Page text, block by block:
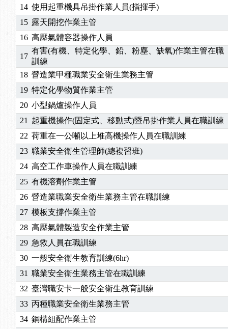
14 使用起重機具吊掛作業人員(指揮手)
15 露天開挖作業主管
16 高壓氣體容器操作人員
17
有害(有機、特定化學、鉛、粉塵、缺氧)作業主管在職
訓練
18 營造業甲種職業安全衛生業務主管
19 特定化學物質作業主管
20 小型鍋爐操作人員
21
起重機操作(固定式、移動式)暨吊掛作業人員在職訓練
22 荷重在一公噸以上堆高機操作人員在職訓練
23 職業安全衛生管理師(總複習班)
24 高空工作車操作人員在職訓練
25 有機溶劑作業主管
26 營造業職業安全衛生業務主管在職訓練
27 模板支撐作業主管
28 高壓氣體製造安全作業主管
29 急救人員在職訓練
30 一般安全衛生教育訓練(6hr)
31 職業安全衛生業務主管在職訓練
32 臺灣職安卡一般安全衛生教育訓練
33 丙種職業安全衛生業務主管
34 鋼構組配作業主管